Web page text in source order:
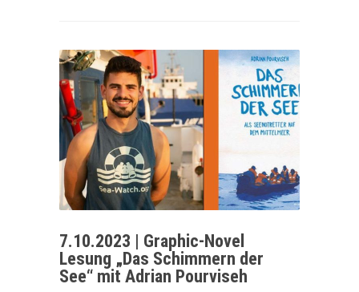
7.10.2023 | Graphic-Novel
Lesung „Das Schimmern der
See“ mit Adrian Pourviseh